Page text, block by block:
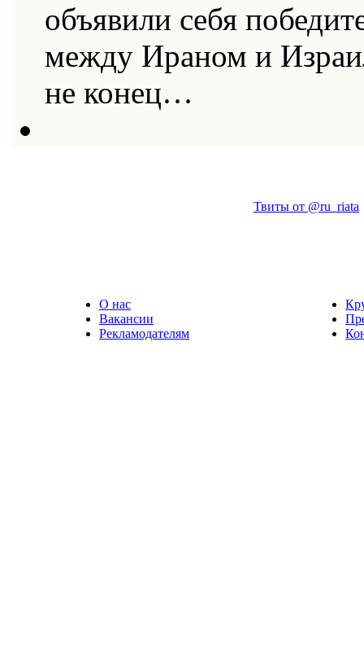
объявили себя
между Ираном и
не конец…
Твиты от @ru_riata
О нас
Вакансии
Рекламодателям